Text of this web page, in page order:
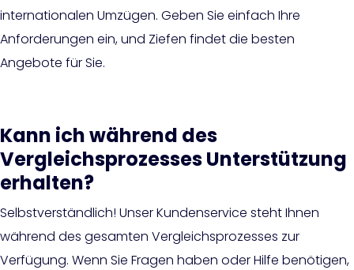
internationalen Umzügen. Geben Sie einfach Ihre
Anforderungen ein, und Ziefen findet die besten
Angebote für Sie.
Kann ich während des
Vergleichsprozesses Unterstützung
erhalten?
Selbstverständlich! Unser Kundenservice steht Ihnen
während des gesamten Vergleichsprozesses zur
Verfügung. Wenn Sie Fragen haben oder Hilfe benötigen,